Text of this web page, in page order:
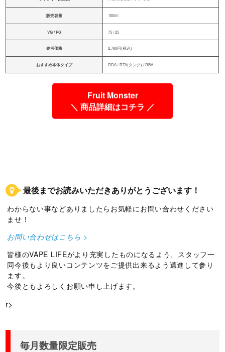
販売容量 100ml
VG / PG 75 / 25
参考価格 2,780円(税込)
おすすめ本体タイプ RDA / RTA(タンク) / RBA
Fruit Monster
＼ 商品詳細はコチラ ／
最後までお読みいただきありがとうございます！
わからない事などありましたらお気軽にお問い合わせください
ませ！
お問い合わせはこちら >
皆様のVAPE LIFEがより充実したものになるよう、スタッフ一
同今後もより良いコンテンツをご提供出来るよう邁進して参り
ます。
今後ともよろしくお願い申し上げます。
r>
毎月数量限定販売